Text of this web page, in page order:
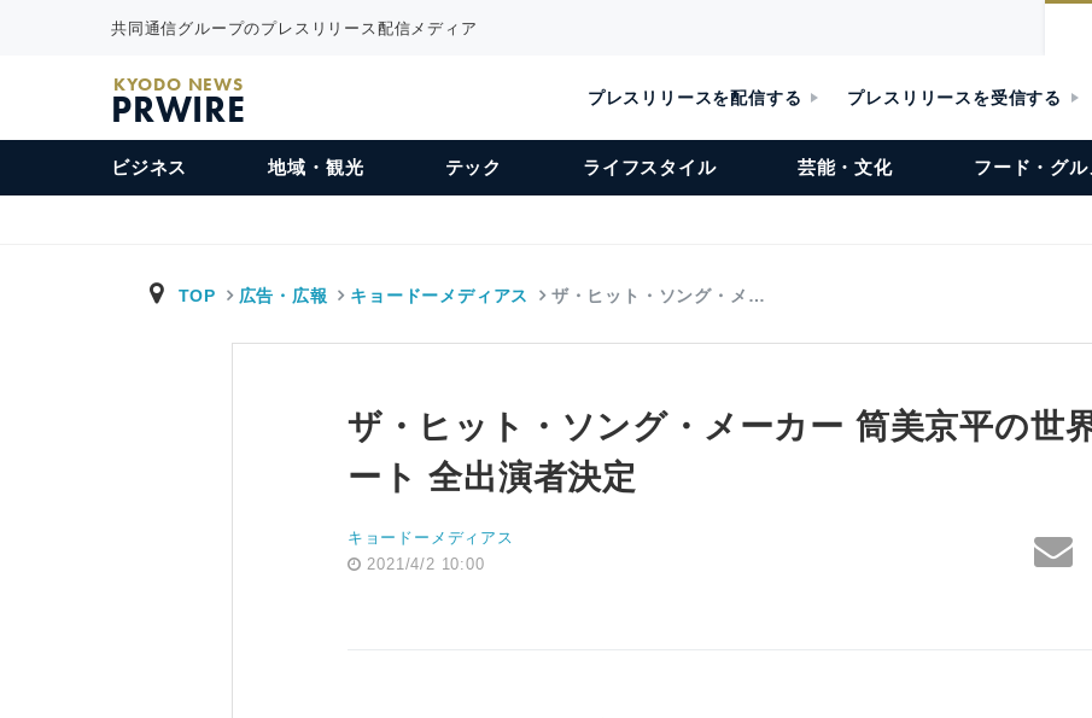
共同通信グループのプレスリリース配信メディア
KYODO NEWS
PRWIRE プレスリリースを配信する プレスリリースを受信する
ビジネス 地域・観光 テック ライフスタイル 芸能・文化 フード・グル
TOP 広告・広報 キョードーメディアス ザ・ヒット・ソング・メ…
ザ・ヒット・ソング・メーカー 筒美京平の世
ート 全出演者決定
キョードーメディアス
2021/4/2 10:00